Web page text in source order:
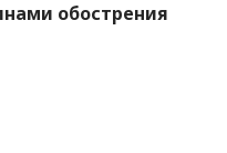
обострения